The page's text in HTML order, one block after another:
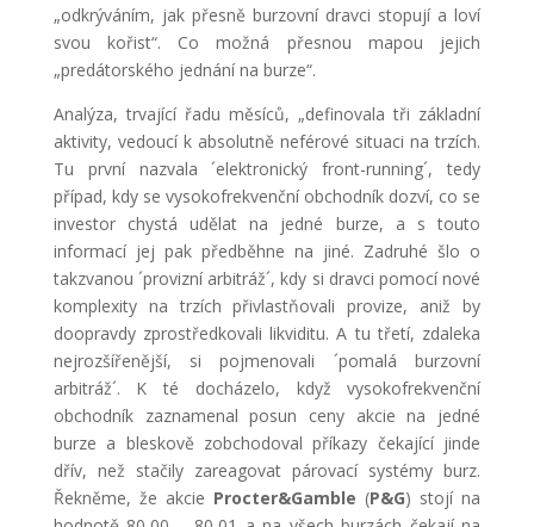
„odkrýváním, jak přesně burzovní dravci stopují a loví
svou kořist“. Co možná přesnou mapou jejich
„predátorského jednání na burze“.
Analýza, trvající řadu měsíců, „definovala tři základní
aktivity, vedoucí k absolutně neférové situaci na trzích.
Tu první nazvala ´elektronický front-running´, tedy
případ, kdy se vysokofrekvenční obchodník dozví, co se
investor chystá udělat na jedné burze, a s touto
informací jej pak předběhne na jiné. Zadruhé šlo o
takzvanou ´provizní arbitráž´, kdy si dravci pomocí nové
komplexity na trzích přivlastňovali provize, aniž by
doopravdy zprostředkovali likviditu. A tu třetí, zdaleka
nejrozšířenější, si pojmenovali ´pomalá burzovní
arbitráž´. K té docházelo, když vysokofrekvenční
obchodník zaznamenal posun ceny akcie na jedné
burze a bleskově zobchodoval příkazy čekající jinde
dřív, než stačily zareagovat párovací systémy burz.
Řekněme, že akcie Procter&Gamble (P&G) stojí na